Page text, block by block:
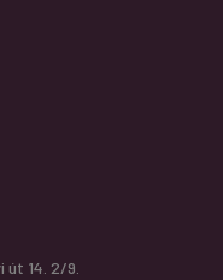
út 14. 2/9.